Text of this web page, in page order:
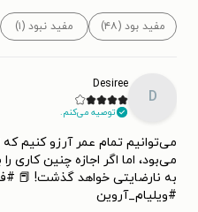
مفید بود (۴۸) مفید نبود (۱)
D
Desiree
توصیه می‌کنم.
می‌توانیم تمام عمر آرزو کنیم
می‌بود، اما اگر اجازه چنین کاری
به نارضایتی خواهد گذشت! 📕
#ویلیام‌‌‌_آروین